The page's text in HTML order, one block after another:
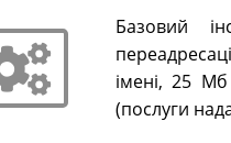
Базовий
імені, 25
(послуги